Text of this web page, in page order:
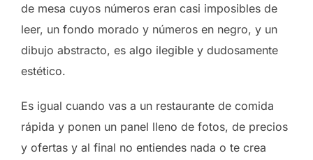
de mesa cuyos números eran casi imposibles de
leer, un fondo morado y números en negro, y un
dibujo abstracto, es algo ilegible y dudosamente
estético.
Es igual cuando vas a un restaurante de comida
rápida y ponen un panel lleno de fotos, de precios
y ofertas y al final no entiendes nada o te crea